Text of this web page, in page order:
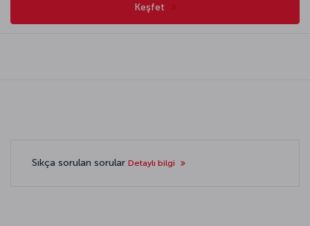
Keşfet
Sıkça sorulan sorular Detaylı bilgi